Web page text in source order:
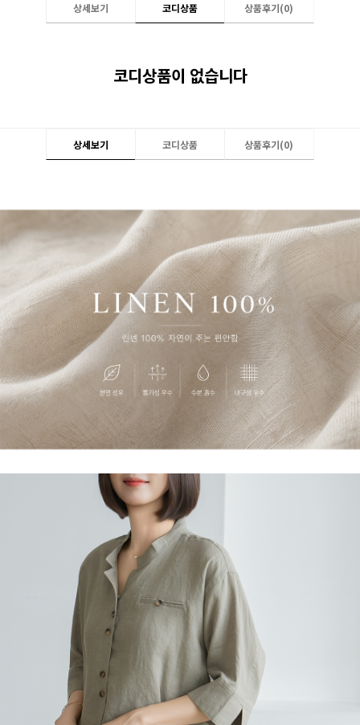
상세보기 코디상품 상품후기(0)
코디상품이 없습니다
상세보기 코디상품 상품후기(0)